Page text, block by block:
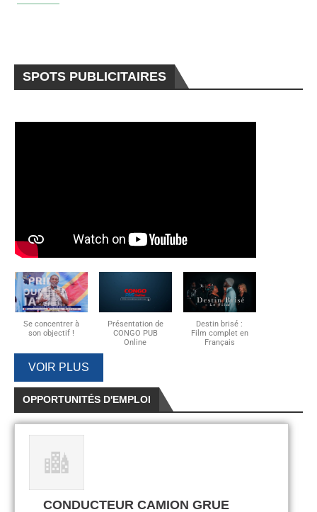
SPOTS PUBLICITAIRES
Se concentrer à
son objectif !
Présentation de
CONGO PUB
Online
Destin brisé :
Film complet en
Français
VOIR PLUS
OPPORTUNITÉS D'EMPLOI
CONDUCTEUR CAMION GRUE